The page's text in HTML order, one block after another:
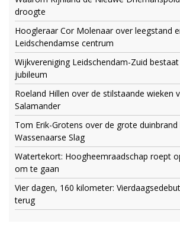
droogte
Hoogleraar Cor Molenaar over leegstand
Leidschendamse centrum
Wijkvereniging Leidschendam-Zuid
jubileum
Roeland Hillen over de stilstaande wieken
Salamander
Tom Erik-Grotens over de grote duinbrand
Wassenaarse Slag
Watertekort: Hoogheemraadschap roept
om te gaan
Vier dagen, 160 kilometer:
terug